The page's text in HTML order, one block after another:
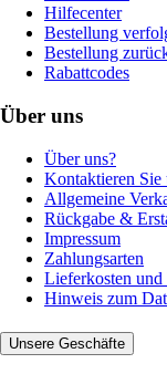
Hilfecenter
Bestellung
Bestellung
Rabattcodes
Über uns
Über uns?
Kontaktieren Sie
Allgemeine
Rückgabe &
Impressum
Zahlungsarten
Lieferkosten und
Hinweis zum
Unsere Geschäfte